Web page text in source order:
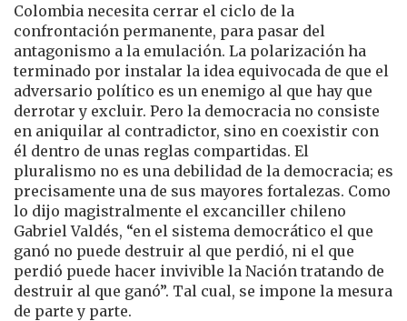
Colombia necesita cerrar el ciclo de la
confrontación permanente, para pasar del
antagonismo a la emulación. La polarización ha
terminado por instalar la idea equivocada de que el
adversario político es un enemigo al que hay que
derrotar y excluir. Pero la democracia no consiste
en aniquilar al contradictor, sino en coexistir con
él dentro de unas reglas compartidas. El
pluralismo no es una debilidad de la democracia; es
precisamente una de sus mayores fortalezas. Como
lo dijo magistralmente el excanciller chileno
Gabriel Valdés, “en el sistema democrático el que
ganó no puede destruir al que perdió, ni el que
perdió puede hacer invivible la Nación tratando de
destruir al que ganó”. Tal cual, se impone la mesura
de parte y parte.